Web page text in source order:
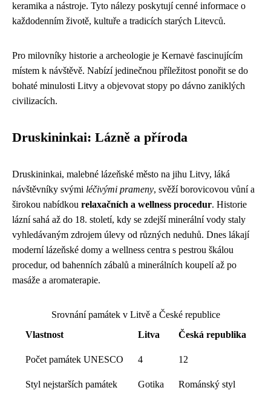
keramika a nástroje. Tyto nálezy poskytují cenné informace o
každodenním životě, kultuře a tradicích starých Litevců.
Pro milovníky historie a archeologie je Kernavė fascinujícím
místem k návštěvě. Nabízí jedinečnou příležitost ponořit se do
bohaté minulosti Litvy a objevovat stopy po dávno zaniklých
civilizacích.
Druskininkai: Lázně a příroda
Druskininkai, malebné lázeňské město na jihu Litvy, láká
návštěvníky svými léčivými prameny, svěží borovicovou vůní a
širokou nabídkou relaxačních a wellness procedur. Historie
lázní sahá až do 18. století, kdy se zdejší minerální vody staly
vyhledávaným zdrojem úlevy od různých neduhů. Dnes lákají
moderní lázeňské domy a wellness centra s pestrou škálou
procedur, od bahenních zábalů a minerálních koupelí až po
masáže a aromaterapie.
Srovnání památek v Litvě a České republice
Vlastnost
Litva Česká republika
Počet památek UNESCO 4 12
Styl nejstarších památek Gotika Románský styl